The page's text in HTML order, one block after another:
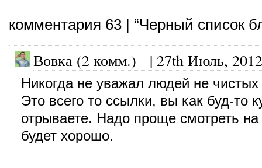
комментария 63 | “Черный список
Вовка (2 комм.) | 27th Июль, 2012
Никогда не уважал людей не чистых
Это всего то ссылки, вы как буд-то
отрываете. Надо проще смотреть
будет хорошо.